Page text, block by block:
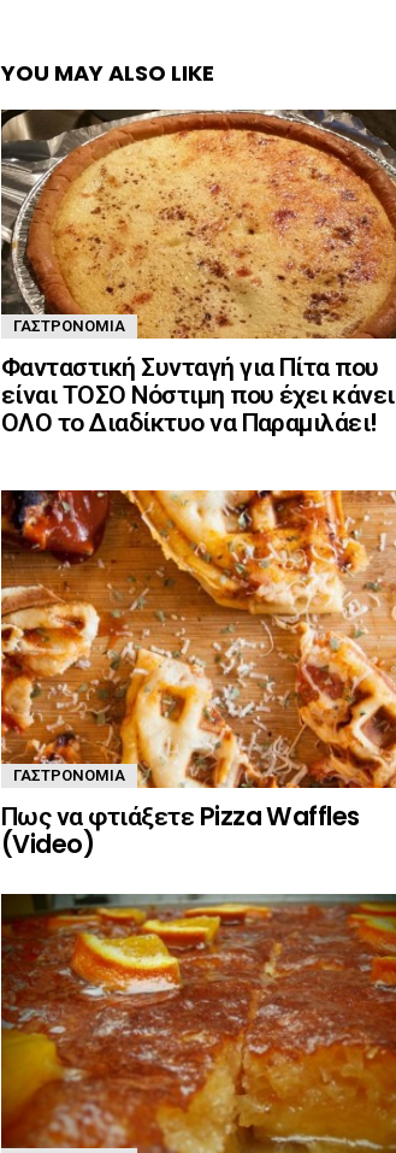
YOU MAY ALSO LIKE
ΓΑΣΤΡΟΝΟΜΊΑ
Φανταστική Συνταγή για Πίτα που
είναι ΤΟΣΟ Νόστιμη που έχει κάνει
ΟΛΟ το Διαδίκτυο να Παραμιλάει!
ΓΑΣΤΡΟΝΟΜΊΑ
Πως να φτιάξετε Pizza Waffles
(Video)